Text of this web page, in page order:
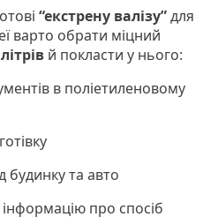
“екстрену валізу”для
варто обрати міцний
й покласти у нього:
в поліетиленовому
будинку та авто
інформацію про спосіб